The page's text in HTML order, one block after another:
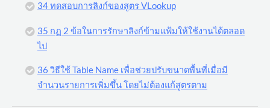
34 ทดสอบการลิงก์ของสูตร VLookup
35 กฏ 2 ข้อในการรักษาลิงก์ข้ามแฟ้มให้ใช้งานได้ตลอด
ไป
36 วิธีใช้ Table Name เพื่อช่วยปรับขนาดพื้นที่เมื่อมี
จำนวนรายการเพิ่มขึ้น โดยไม่ต้องแก้สูตรตาม